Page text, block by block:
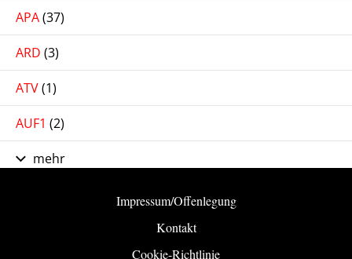
APA(37)
ARD (3)
ATV(1)
AUF1 (2)
mehr
Impressum/Offenlegung
Kontakt
Cookie-Richtlinie